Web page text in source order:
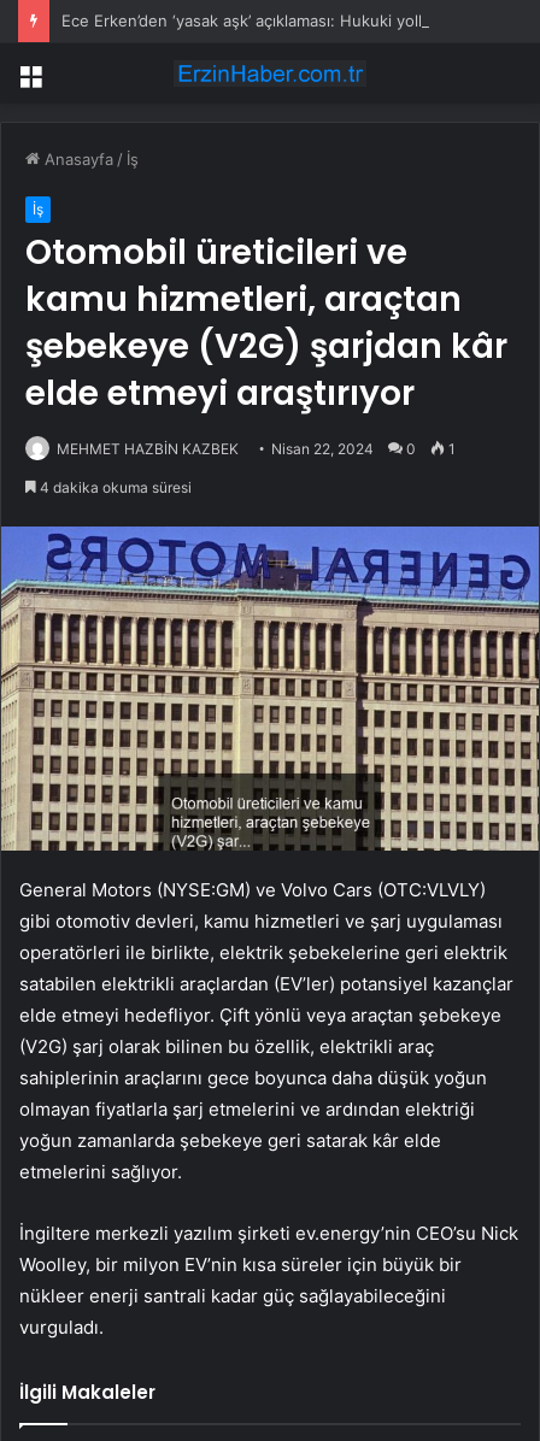
Menü
Anasayfa / İş
İş
Otomobil üreticileri ve
kamu hizmetleri, araçtan
şebekeye (V2G) şarjdan kâr
elde etmeyi araştırıyor
MEHMET HAZBİN KAZBEK Nisan 22, 2024 0 1
4 dakika okuma süresi
General Motors (NYSE:GM) ve Volvo Cars (OTC:VLVLY)
gibi otomotiv devleri, kamu hizmetleri ve şarj uygulaması
operatörleri ile birlikte, elektrik şebekelerine geri elektrik
satabilen elektrikli araçlardan (EV’ler) potansiyel kazançlar
elde etmeyi hedefliyor. Çift yönlü veya araçtan şebekeye
(V2G) şarj olarak bilinen bu özellik, elektrikli araç
sahiplerinin araçlarını gece boyunca daha düşük yoğun
olmayan fiyatlarla şarj etmelerini ve ardından elektriği
yoğun zamanlarda şebekeye geri satarak kâr elde
etmelerini sağlıyor.
İngiltere merkezli yazılım şirketi ev.energy’nin CEO’su Nick
Woolley, bir milyon EV’nin kısa süreler için büyük bir
nükleer enerji santrali kadar güç sağlayabileceğini
vurguladı.
İlgili Makaleler